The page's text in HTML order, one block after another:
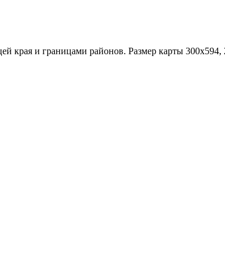
края и границами районов. Размер карты 300x594,